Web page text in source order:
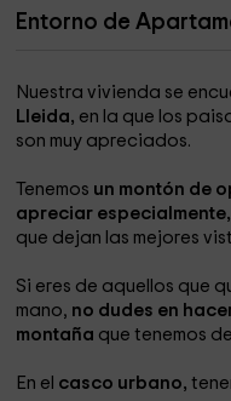
Entorno de
Nuestra vivienda se
Lleida, en la que los
son muy apreciados.
Tenemos un montón de
apreciar
que dejan las mejores
Si eres de aquellos que
mano, no dudes en
montaña que tenemos
En el casco urbano,